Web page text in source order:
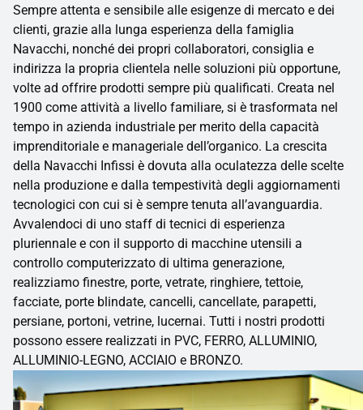
Sempre attenta e sensibile alle esigenze di mercato e dei
clienti, grazie alla lunga esperienza della famiglia
Navacchi, nonché dei propri collaboratori, consiglia e
indirizza la propria clientela nelle soluzioni più opportune,
volte ad offrire prodotti sempre più qualificati. Creata nel
1900 come attività a livello familiare, si è trasformata nel
tempo in azienda industriale per merito della capacità
imprenditoriale e manageriale dell’organico. La crescita
della Navacchi Infissi è dovuta alla oculatezza delle scelte
nella produzione e dalla tempestività degli aggiornamenti
tecnologici con cui si è sempre tenuta all’avanguardia.
Avvalendoci di uno staff di tecnici di esperienza
pluriennale e con il supporto di macchine utensili a
controllo computerizzato di ultima generazione,
realizziamo finestre, porte, vetrate, ringhiere, tettoie,
facciate, porte blindate, cancelli, cancellate, parapetti,
persiane, portoni, vetrine, lucernai. Tutti i nostri prodotti
possono essere realizzati in PVC, FERRO, ALLUMINIO,
ALLUMINIO-LEGNO, ACCIAIO e BRONZO.